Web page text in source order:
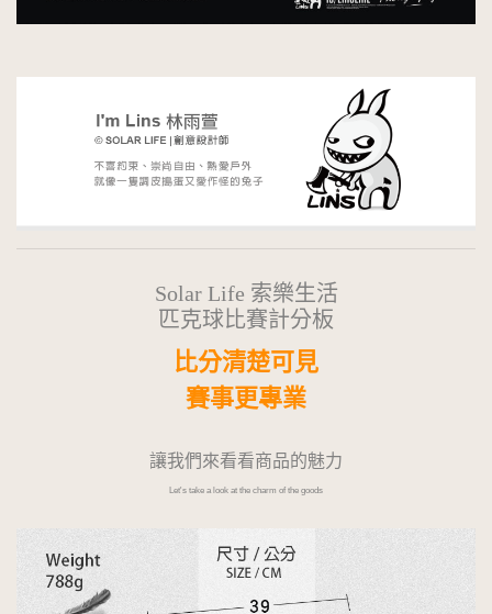
Solar Life 索樂生活
匹克球比賽計分板
比分清楚可見
賽事更專業
讓我們來看看商品的魅力
Let's take a look at the charm of the goods